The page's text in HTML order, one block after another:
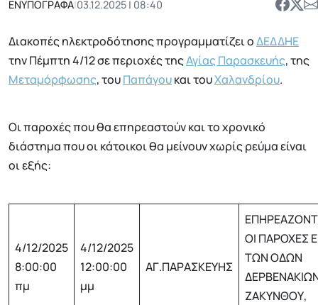
ΕΝΥΠΟΓΡΑΦΑ|03.12.2025 | 08:40
Διακοπές ηλεκτροδότησης προγραμματίζει οΔΕΔΔΗΕ
την Πέμπτη 4/12 σε περιοχές τηςΑγίας Παρασκευής, της
Μεταμόρφωσης, τουΠαπάγουκαι τουΧαλανδρίου.
Οι παροχές που θα επηρεαστούν και το χρονικό
διάστημα που οι κάτοικοι θα μείνουν χωρίς ρεύμα είναι
οι εξής:
4/12/2025
8:00:00
πμ
4/12/2025
12:00:00
μμ
ΑΓ.ΠΑΡΑΣΚΕΥΗΣ
ΟΙ ΠΑΡΟΧΕΣ
ΤΩΝ ΟΔΩΝ
ΖΑΚΥΝΘΟΥ,